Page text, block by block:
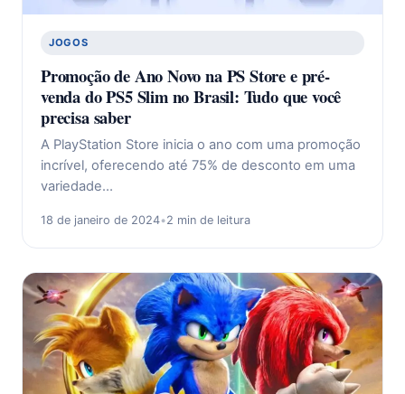
JOGOS
Promoção de Ano Novo na PS Store e pré-
venda do PS5 Slim no Brasil: Tudo que você
precisa saber
A PlayStation Store inicia o ano com uma promoção
incrível, oferecendo até 75% de desconto em uma
variedade…
18 de janeiro de 2024•2 min de leitura